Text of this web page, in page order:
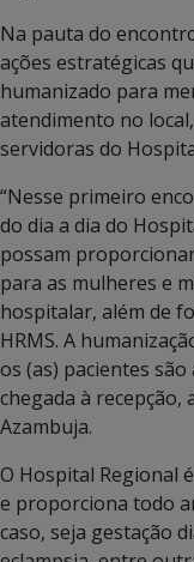
Na pauta do
ações estratégicas
humanizado para
atendimento no
servidoras do
“Nesse primeiro
do dia a dia do
possam
para as mulheres e
hospitalar, além de
HRMS. A
os (as) pacientes
chegada à recepção,
Azambuja.
O Hospital Regional
e proporciona todo
caso, seja gestação